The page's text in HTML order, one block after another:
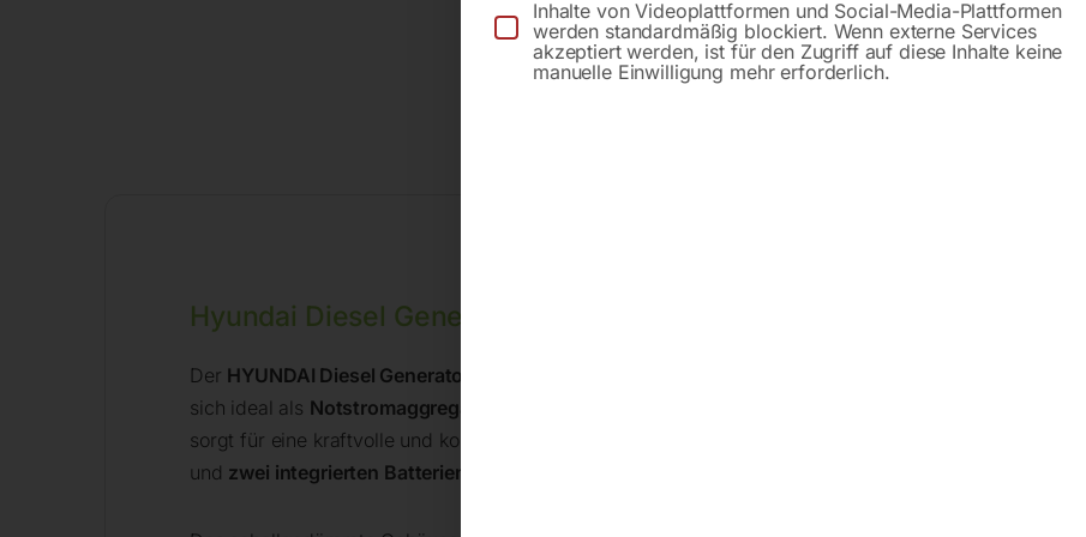
Anfrageformular
Hyundai Diesel Generator DHY75KSE
Der HYUNDAI Diesel Generator DHY75KSE mit einer
sich ideal als Notstromaggregat
sorgt für eine kraftvolle und konstante Leistung. Der
und zwei integrierten Batterien
Inhalte von Videoplattformen und Social-Media-Plattformen
werden standardmäßig blockiert. Wenn externe Services
akzeptiert werden, ist für den Zugriff auf diese Inhalte keine
manuelle Einwilligung mehr erforderlich.